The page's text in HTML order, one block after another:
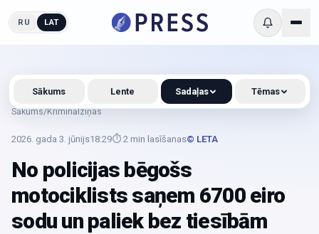
RU LAT
Sākums/Kriminālziņas
2026. gada 3. jūnijs18:29⏱ 2 min lasīšanas© LETA
No policijas bēgošs
motociklists saņem 6700 eiro
sodu un paliek bez tiesībām
Sākums Lente Sadaļas Tēmas